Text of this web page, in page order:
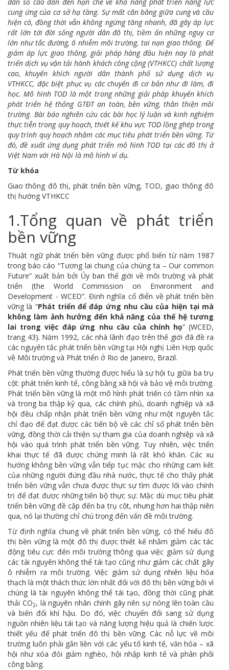
cung ứng của cơ sở hạ tầng. Sự mất cân bằng giữa cung và cầu
hiện có, đồng thời vẫn không ngừng tăng nhanh, đã gây áp lực
rất lớn tới đời sống người dân đô thị, tiềm ẩn những nguy cơ
lớn như tắc đường, ô nhiễm môi trường, tai nạn giao thông. Để
giảm áp lực giao thông, giải pháp hàng đầu hiện nay là phát
triển dịch vụ vận tải hành khách công cộng (VTHKCC) chất lượng
cao, khuyến khích người dân thành phố sử dụng dịch vụ
VTHKCC, đặc biệt phục vụ các chuyến đi cơ bản như đi làm, đi
học. Mô hình TOD là một trong những giải pháp khuyến khích
phát triển hệ thống GTĐT an toàn, bền vững, thân thiện môi
trường. Bài báo nghiên cứu các bài học lý luận và kinh nghiệm
thực tiễn trong quy hoạch, thiết kế khu vực TOD lồng ghép trong
quy trình quy hoạch nhằm các mục tiêu phát triển bền vững. Từ
đó, đề xuất ứng dụng phát triển mô hình TOD tại các đô thị ở
Việt Nam với Hà Nội là mô hình ví dụ.
Từ khóa
Giao thông đô thị, phát triển bền vững, TOD, giao thông đô
thị hướng VTHKCC
1.Tổng quan về phát triển
bền vững
Thuật ngữ phát triển bền vững được phổ biến từ năm 1987
trong báo cáo “Tương lai chung của chúng ta – Our common
Future” xuất bản bởi Ủy ban thế giới về môi trường và phát
triển (the World Commission on Environment and
Development - WCED”. Định nghĩa cổ điển về phát triển bền
vững là “Phát triển để đáp ứng nhu cầu của hiện tại mà
không làm ảnh hưởng đến khả năng của thế hệ tương
lai trong việc đáp ứng nhu cầu của chính họ” (WCED,
trang 43). Năm 1992, các nhà lãnh đạo trên thế giới đã đề ra
các nguyên tắc phát triển bền vững tại Hội nghị Liên Hợp quốc
về Môi trường và Phát triển ở Rio de Janeiro, Brazil.
Phát triển bền vững thường được hiểu là sự hội tụ giữa ba trụ
cột: phát triển kinh tế, công bằng xã hội và bảo vệ môi trường.
Phát triển bền vững là một mô hình phát triển có tầm nhìn xa
và trong ba thập kỷ qua, các chính phủ, doanh nghiệp và xã
hội đều chấp nhận phát triển bền vững như một nguyên tắc
chỉ đạo để đạt được các tiến bộ về các chỉ số phát triển bền
vững, đồng thời cải thiện sự tham gia của doanh nghiệp và xã
hội vào quá trình phát triển bền vững. Tuy nhiên, việc triển
khai thực tế đã được chứng minh là rất khó khăn. Các xu
hướng không bền vững vẫn tiếp tục mặc cho những cam kết
của những người đứng đầu nhà nước, thực tế cho thấy phát
triển bền vững vẫn chưa được thực sự tìm được lối vào chính
trị để đạt được những tiến bộ thực sự. Mặc dù mục tiêu phát
triển bền vững đề cập đến ba trụ cột, nhưng hơn hai thập niên
qua, nó lại thường chỉ chú trọng đến vấn đề môi trường.
Từ định nghĩa chung về phát triển bền vững, có thể hiểu đô
thị bền vững là một đô thị được thiết kế nhằm giảm các tác
động tiêu cực đến môi trường thông qua việc giảm sử dụng
các tài nguyên không thể tái tạo cũng như giảm các chất gây
ô nhiễm ra môi trường. Việc giảm sử dụng nhiên liệu hóa
thạch là một thách thức lớn nhất đối với đô thị bền vững bởi vì
chúng là tài nguyên không thể tái tạo, đồng thời cũng phát
thải CO2, là nguyên nhân chính gây nên sự nóng lên toàn cầu
và biến đổi khí hậu. Do đó, việc chuyển đổi sang sử dụng
nguồn nhiên liệu tái tạo và năng lượng hiệu quả là chiến lược
thiết yếu để phát triển đô thị bền vững. Các nỗ lực về môi
trường luôn phải gắn liền với các yếu tố kinh tế, văn hóa – xã
hội như xóa đói giảm nghèo, hội nhập kinh tế và phân phối
công bằng.